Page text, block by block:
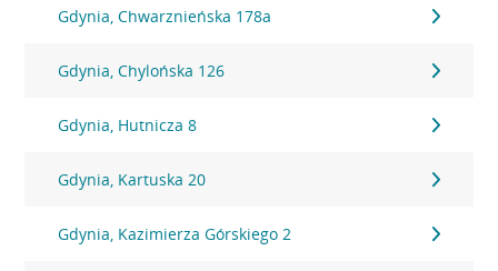
Gdynia, Chwarznieńska 178a
Gdynia, Chylońska 126
Gdynia, Hutnicza 8
Gdynia, Kartuska 20
Gdynia, Kazimierza Górskiego 2